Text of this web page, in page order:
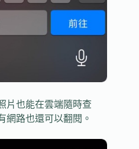
片也能在雲端隨時查
網路也還可以翻閱。